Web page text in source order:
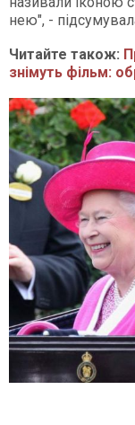
нею", -
Читайте також:
знімуть фільм: